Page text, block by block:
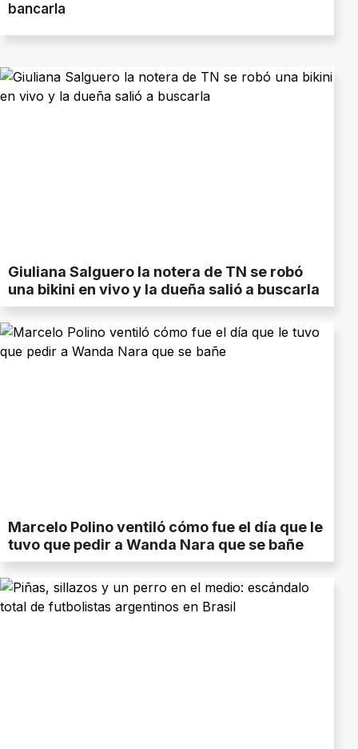
bancarla
Giuliana Salguero la notera de TN se robó
una bikini en vivo y la dueña salió a buscarla
Marcelo Polino ventiló cómo fue el día que le
tuvo que pedir a Wanda Nara que se bañe